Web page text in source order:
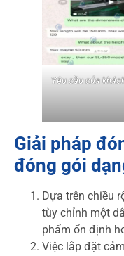
Yêu cầu của
Giải pháp
đóng gói
Dựa trên chiều
tùy chỉnh một
phẩm ổn định
Việc lắp đặt